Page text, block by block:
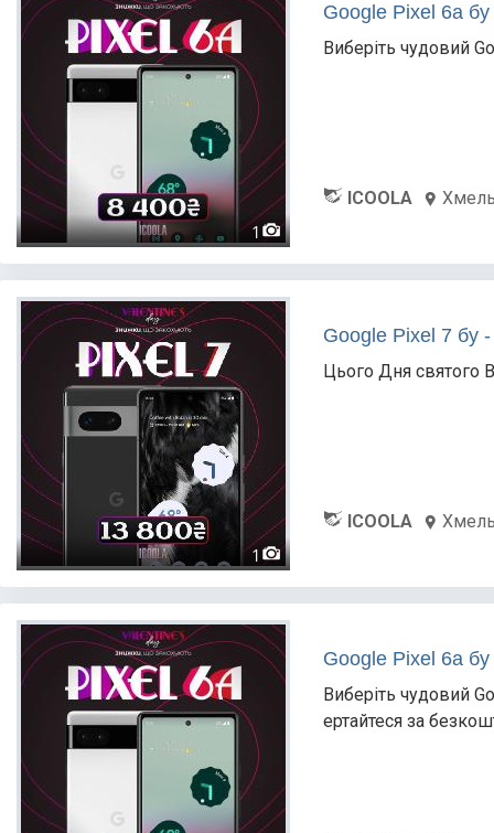
1
Google Pixel 6a
Виберіть чудовий
ICOOLA
1
Goоgle Рixel 7 бу
Цього Дня святого
ICOOLA
Google Pixel 6a
Виберіть чудовий
ертайтеся за